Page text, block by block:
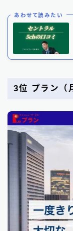
あわせて読みたい
3位 プラン（